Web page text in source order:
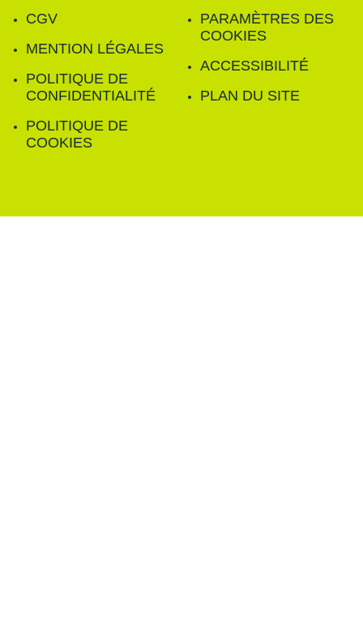
CGV
MENTION LÉGALES
POLITIQUE DE
CONFIDENTIALITÉ
POLITIQUE DE
COOKIES
PARAMÈTRES DES
COOKIES
ACCESSIBILITÉ
PLAN DU SITE